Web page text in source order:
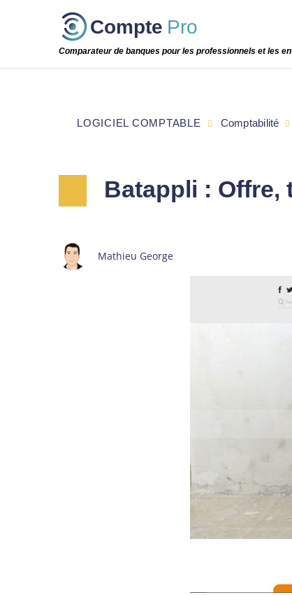
Compte Pro
Comparateur de banques pour les professionnels et les
Batappli : Offre,
Mathieu George
LOGICIEL COMPTABLE Comptabilité